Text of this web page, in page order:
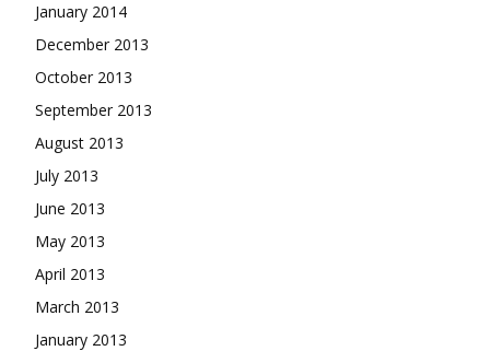
January 2014
December 2013
October 2013
September 2013
August 2013
July 2013
June 2013
May 2013
April 2013
March 2013
January 2013